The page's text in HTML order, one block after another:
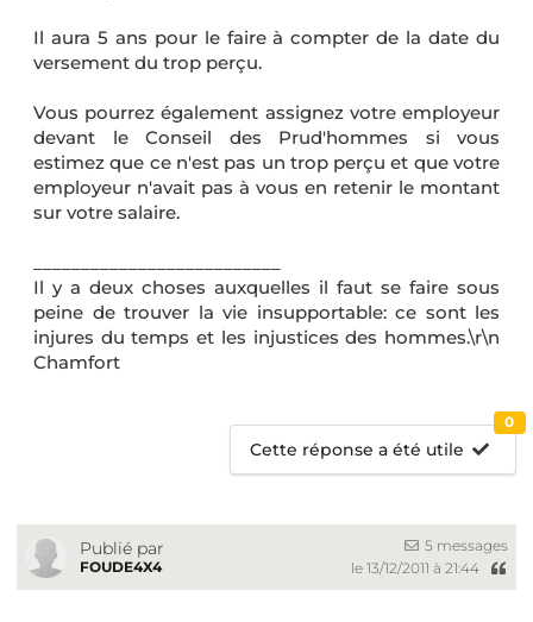
Il aura 5 ans pour le faire à compter de la date du
versement du trop perçu.
Vous pourrez également assignez votre employeur
devant le Conseil des Prud'hommes si vous
estimez que ce n'est pas un trop perçu et que votre
employeur n'avait pas à vous en retenir le montant
sur votre salaire.
Il y a deux choses auxquelles il faut se faire sous
peine de trouver la vie insupportable: ce sont les
injures du temps et les injustices des hommes.\r\n
Chamfort
Cette réponse a été utile
0
Publié par
FOUDE4X4
5 messages
le 13/12/2011 à 21:44